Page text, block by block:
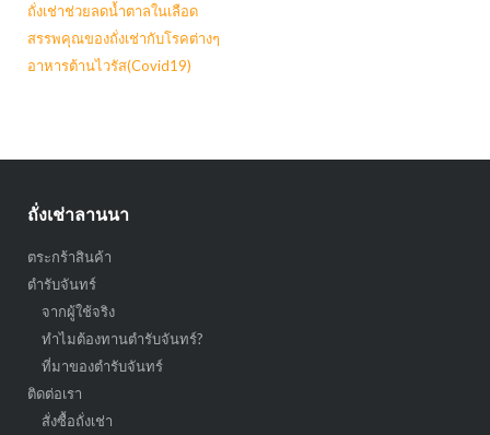
ถั่งเช่าช่วยลดน้ำตาลในเลือด
สรรพคุณของถั่งเช่ากับโรคต่างๆ
อาหารต้านไวรัส(Covid19)
ถั่งเช่าลานนา
ตระกร้าสินค้า
ตำรับจันทร์
จากผู้ใช้จริง
ทำไมต้องทานตำรับจันทร์?
ที่มาของตำรับจันทร์
ติดต่อเรา
สั่งซื้อถั่งเช่า